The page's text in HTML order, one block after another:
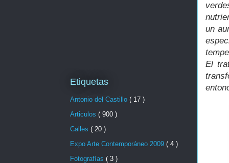
un
El
Etiquetas
Antonio del Castillo ( 17 )
Articulos ( 900 )
Calles ( 20 )
Expo Arte Contemporáneo 2009 ( 4 )
Fotografías ( 3 )